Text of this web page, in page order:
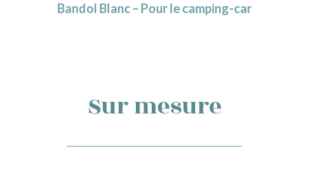
Bandol Blanc – Pour le camping-car
Sur mesure